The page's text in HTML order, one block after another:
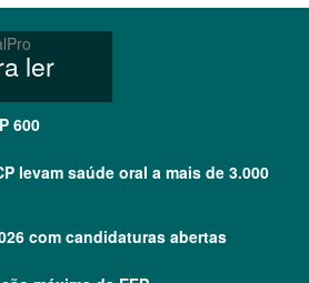
ler
600
levam saúde oral a mais de 3.000
com candidaturas abertas